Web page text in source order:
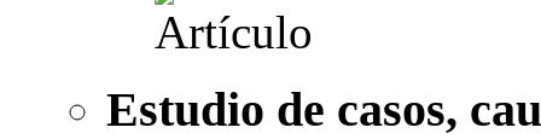
Estudio de casos,